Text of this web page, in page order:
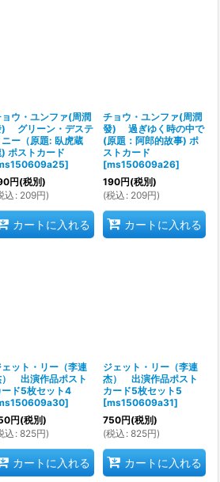
ウ・ユンファ(周潤
) グリーン・デステ
ニー（原題: 臥虎蔵
ポストカード
]
円(税別)
込 : 209円)
カートに入れる
チョウ・ユンファ(周潤
發) 過ぎゆく時の中で
(原題：阿郎的故事) ポ
ストカード
[ms150609a26]
190円(税別)
(税込 : 209円)
カートに入れる
ェット・リー（李連
） 出演作品ポスト
ード5枚セット4
]
円(税別)
込 : 825円)
カートに入れる
ジェット・リー（李連
杰） 出演作品ポスト
カード5枚セット5
[ms150609a31]
750円(税別)
(税込 : 825円)
カートに入れる